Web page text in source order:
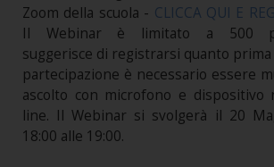
Zoom della scuola - CLICCA QUI E
Il Webinar è limitato a 500
suggerisce di registrarsi quanto
partecipazione è necessario essere
ascolto con microfono e dispositivo
line. Il Webinar si svolgerà il 20
18:00 alle 19:00.